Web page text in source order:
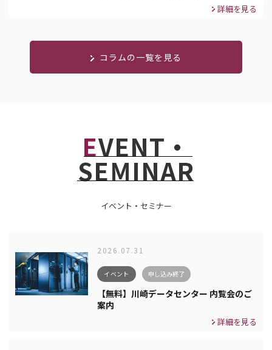
詳細を見る
コラムの一覧を見る
EVENT・
SEMINAR
イベント・セミナー
2026.07.31
イベント 申し込み終了
【無料】川崎データセンター 内覧会のご
案内
詳細を見る